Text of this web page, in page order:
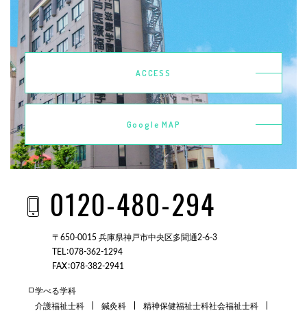
ACCESS
Google MAP
0120-480-294
〒650-0015 兵庫県神戸市中央区多聞通2-6-3
TEL：078-362-1294
FAX：078-382-2941
学べる学科
介護福祉士科
鍼灸科 精神保健福祉士科社会福祉士科